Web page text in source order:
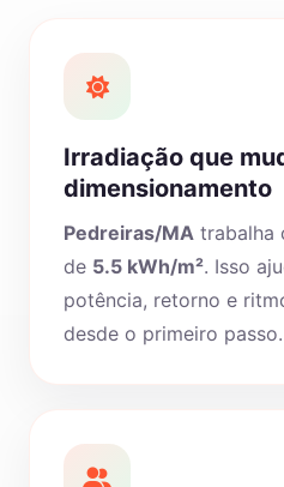
Irradiação que
dimensionamento
Pedreiras/MA trabalha
de 5.5 kWh/m². Isso
potência, retorno e
desde o primeiro passo.